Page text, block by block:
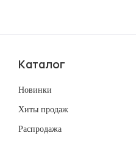
Каталог
Новинки
Хиты продаж
Распродажа